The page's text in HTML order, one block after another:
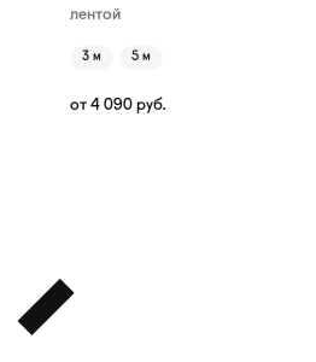
лентой
3 м 5 м
от 4 090 руб.